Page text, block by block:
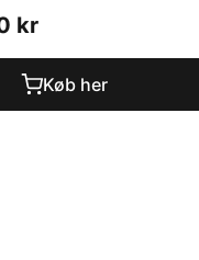
kr
Køb her